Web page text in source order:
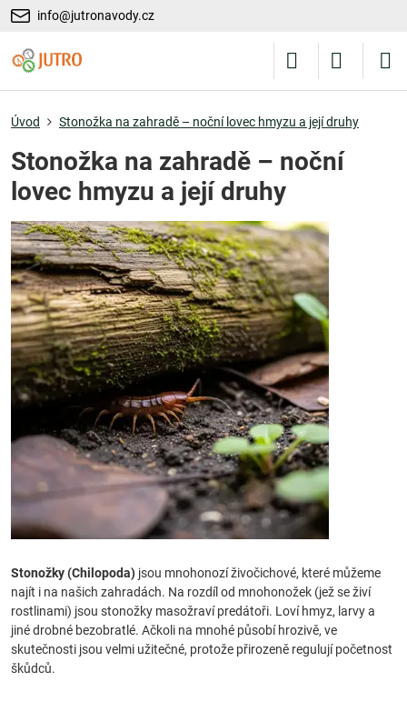
info@jutronavody.cz
Úvod Stonožka na zahradě – noční lovec hmyzu a její druhy
Stonožka na zahradě – noční
lovec hmyzu a její druhy
Stonožky (Chilopoda) jsou mnohonozí živočichové, které můžeme
najít i na našich zahradách. Na rozdíl od mnohonožek (jež se živí
rostlinami) jsou stonožky masožraví predátoři. Loví hmyz, larvy a
jiné drobné bezobratlé. Ačkoli na mnohé působí hrozivě, ve
skutečnosti jsou velmi užitečné, protože přirozeně regulují početnost
škůdců.